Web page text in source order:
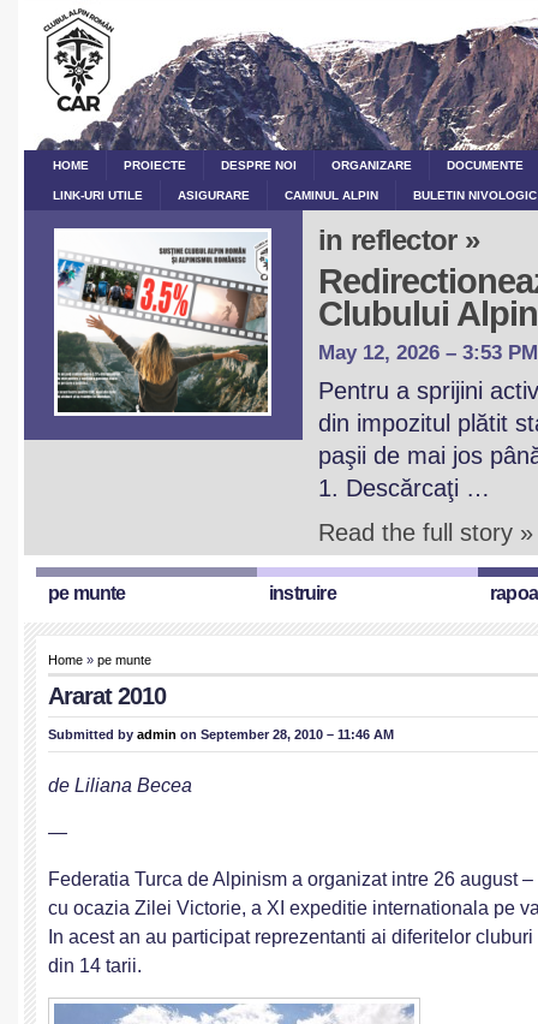
HOME PROIECTE DESPRE NOI ORGANIZARE DOCUMENTE
LINK-URI UTILE ASIGURARE CAMINUL ALPIN BULETIN
in reflector »
Clubului
May 12, 2026 – 3:53 PM
Pentru a sprijini
din impozitul plătit
paşii de mai jos
1. Descărcaţi …
Read the full story »
pe munte instruire
Home » pe munte
Ararat 2010
Submitted by admin on September 28, 2010 – 11:46 AM
de Liliana Becea
—
Federatia Turca de Alpinism a organizat intre 26 august
cu ocazia Zilei Victorie, a XI expeditie internationala pe
In acest an au participat reprezentanti ai diferitelor
din 14 tarii.